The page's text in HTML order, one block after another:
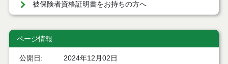
被保険者資格証明書をお持ちの方へ
ページ情報
公開日
2024年12月02日